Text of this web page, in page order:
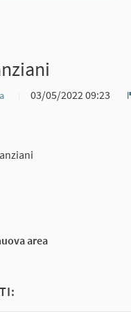
03/05/2022 09:23
area